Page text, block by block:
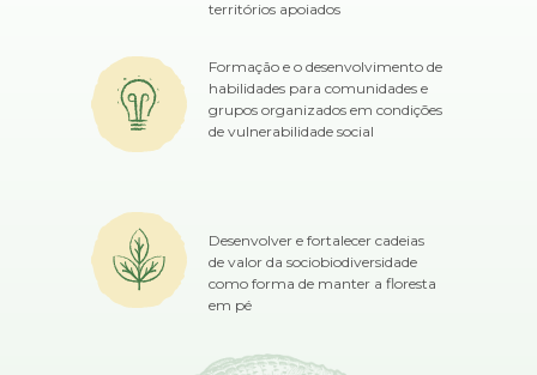
territórios apoiados
Formação e o desenvolvimento de
habilidades para comunidades e
grupos organizados em condições
de vulnerabilidade social
Desenvolver e fortalecer cadeias
de valor da sociobiodiversidade
como forma de manter a floresta
em pé